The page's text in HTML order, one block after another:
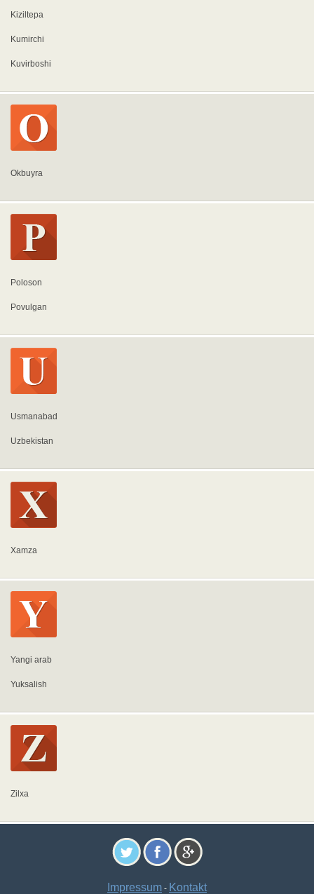
Kiziltepa
Kumirchi
Kuvirboshi
Okbuyra
Poloson
Povulgan
Usmanabad
Uzbekistan
Xamza
Yangi arab
Yuksalish
Zilxa
Impressum - Kontakt